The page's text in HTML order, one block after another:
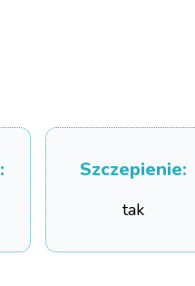
: Szczepienie:
tak